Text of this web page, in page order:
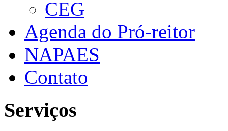
CEG
Agenda do Pró-reitor
NAPAES
Contato
Serviços